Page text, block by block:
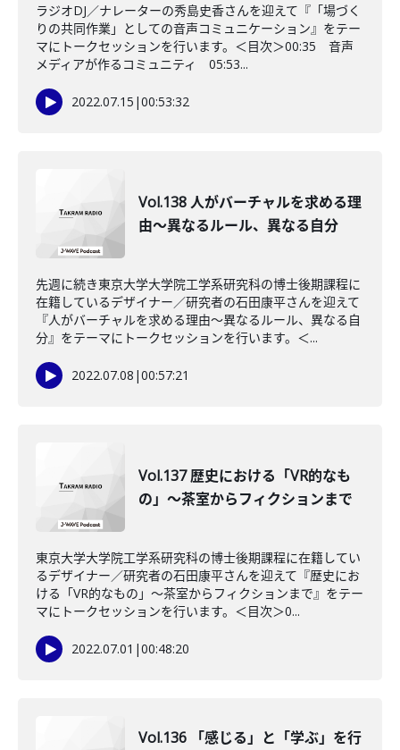
ラジオDJ／ナレーターの秀島史香さんを迎えて『「場づく
りの共同作業」としての音声コミュニケーション』をテー
マにトークセッションを行います。＜目次＞00:35 音声
メディアが作るコミュニティ 05:53...
2022.07.15 |00:53:32
Vol.138 人がバーチャルを求める理
由～異なるルール、異なる自分
先週に続き東京大学大学院工学系研究科の博士後期課程に
在籍しているデザイナー／研究者の石田康平さんを迎えて
『人がバーチャルを求める理由～異なるルール、異なる自
分』をテーマにトークセッションを行います。＜...
2022.07.08 |00:57:21
Vol.137 歴史における「VR的なも
の」～茶室からフィクションまで
東京大学大学院工学系研究科の博士後期課程に在籍してい
るデザイナー／研究者の石田康平さんを迎えて『歴史にお
ける「VR的なもの」～茶室からフィクションまで』をテー
マにトークセッションを行います。＜目次＞0...
2022.07.01 |00:48:20
Vol.136 「感じる」と「学ぶ」を行